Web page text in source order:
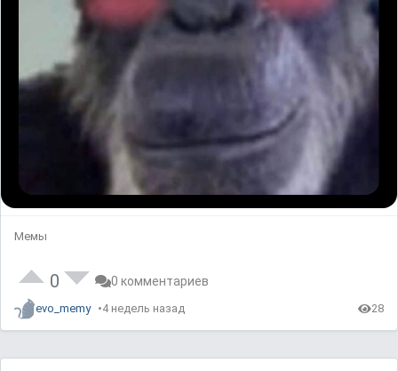
Мемы
0 0 комментариев
evo_memy 4 недель назад 28